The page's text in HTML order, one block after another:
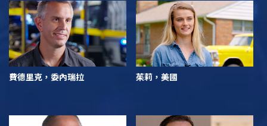
費德里克，委內瑞拉 茱莉，美國